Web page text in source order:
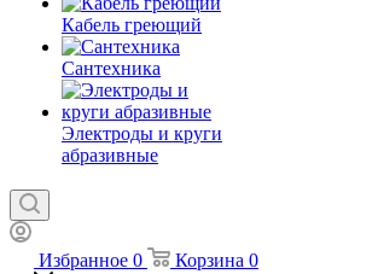
Кабель греющий
Сантехника
Электроды и круги
абразивные
Избранное 0 Корзина 0